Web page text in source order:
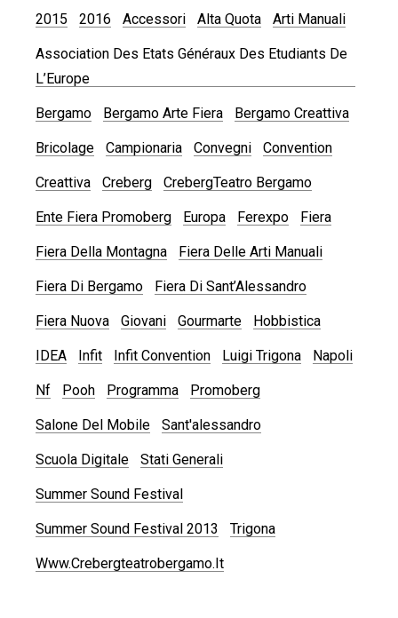
2015 2016 Accessori Alta Quota Arti Manuali
Association Des Etats Généraux Des Etudiants De
L’Europe
Bergamo Bergamo Arte Fiera Bergamo Creattiva
Bricolage Campionaria Convegni Convention
Creattiva Creberg CrebergTeatro Bergamo
Ente Fiera Promoberg Europa Ferexpo Fiera
Fiera Della Montagna Fiera Delle Arti Manuali
Fiera Di Bergamo Fiera Di Sant’Alessandro
Fiera Nuova Giovani Gourmarte Hobbistica
IDEA Infit Infit Convention Luigi Trigona Napoli
Nf Pooh Programma Promoberg
Salone Del Mobile Sant'alessandro
Scuola Digitale Stati Generali
Summer Sound Festival
Summer Sound Festival 2013 Trigona
Www.crebergteatrobergamo.it